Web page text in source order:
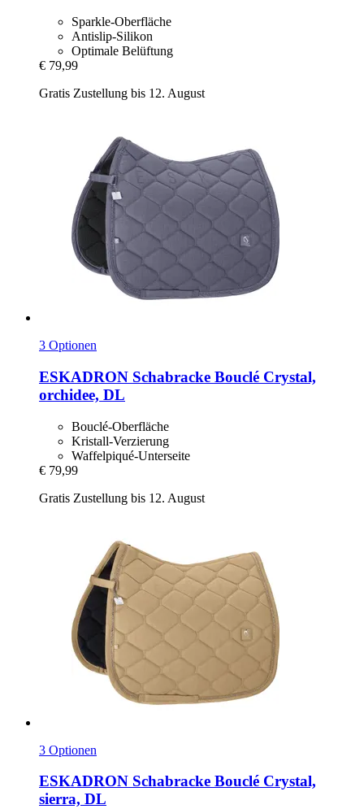
Sparkle-Oberfläche
Antislip-Silikon
Optimale Belüftung
€ 79,99
Gratis Zustellung bis 12. August
3 Optionen
ESKADRON Schabracke Bouclé Crystal,
orchidee, DL
Bouclé-Oberfläche
Kristall-Verzierung
Waffelpiqué-Unterseite
€ 79,99
Gratis Zustellung bis 12. August
3 Optionen
ESKADRON Schabracke Bouclé Crystal,
sierra, DL